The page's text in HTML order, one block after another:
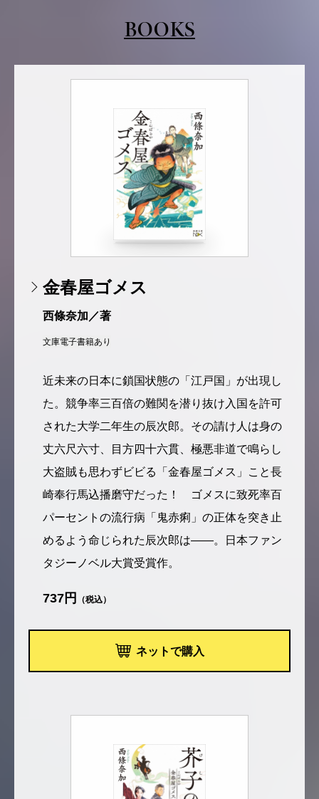
BOOKS
金春屋ゴメス
西條奈加／著
文庫電子書籍あり
近未来の日本に鎖国状態の「江戸国」が出現し
た。競争率三百倍の難関を潜り抜け入国を許可
された大学二年生の辰次郎。その請け人は身の
丈六尺六寸、目方四十六貫、極悪非道で鳴らし
大盗賊も思わずビビる「金春屋ゴメス」こと長
崎奉行馬込播磨守だった！ ゴメスに致死率百
パーセントの流行病「鬼赤痢」の正体を突き止
めるよう命じられた辰次郎は――。日本ファン
タジーノベル大賞受賞作。
737円 （税込）
ネットで購入